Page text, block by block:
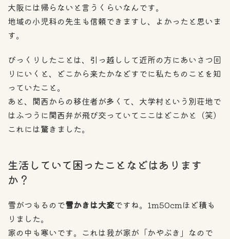
大阪には帰らないと言うくらいなんです。
地域の小児科の先生も信頼できますし、よかったと思いま
す。
びっくりしたことは、引っ越しして近所の方にあいさつ回
りにいくと、どこから来たかなどすでに私たちのことを知
っていたこと。
あと、関西からの移住者が多くて、大学村という別荘地で
はふつうに関西弁が飛び交っていてここはどこかと（笑）
これには驚きました。
生活していて困ったことなどはあります
か？
雪がつもるので雪かきは大変ですね。1m50cmほど積も
りました。
家の中も寒いです。これは我が家が「かやぶき」なので